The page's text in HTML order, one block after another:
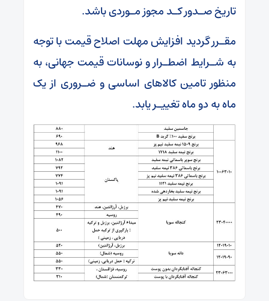
تاریخ صـدور کـد مجوز مـوردی باشد.
مقـرر گردید افزایش مهلت اصلاح قیمت با توجه
به شـرایط اضطـرار و نوسانات قیمت جهانی، به
منظور تامین کالا‌های اساسی و ضـروری از یک
ماه به دو ماه تغییـر یابد.